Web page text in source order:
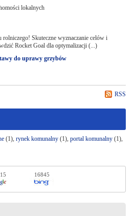
lokalnych
rolniczego! Skuteczne wyznaczanie celów i
Rocket Goal dla optymalizacji (...)
do uprawy grzybów
RSS
(1), rynek komunalny(1), portal komunalny(1),
16845